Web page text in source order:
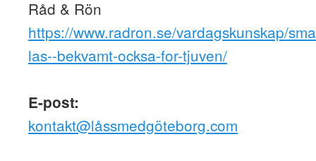
Råd & Rön
https://www.radron.se/vardagskunskap/
las--bekvamt-ocksa-for-tjuven/
E-post:
kontakt@låssmedgöteborg.com